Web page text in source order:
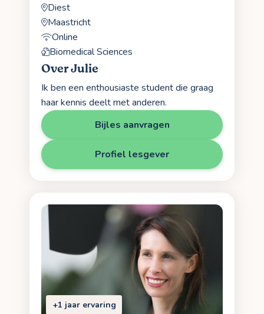
Diest
Maastricht
Online
Biomedical Sciences
Over Julie
Ik ben een enthousiaste student die graag
haar kennis deelt met anderen.
Bijles aanvragen
Profiel lesgever
+1 jaar ervaring